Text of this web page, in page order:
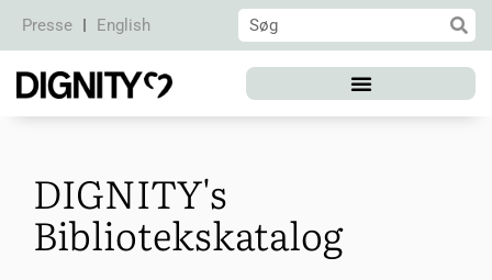
Presse English
DIGNITY's
Bibliotekskatalog